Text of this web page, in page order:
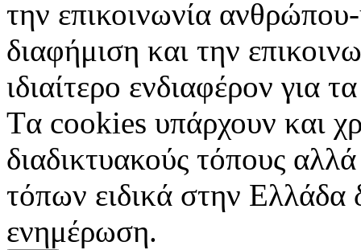
την επικοινωνία
διαφήμιση και την
ιδιαίτερο ενδιαφέρον για
Tα cookies υπάρχουν και
διαδικτυακούς τόπους
τόπων ειδικά στην Ελλάδα
ενημέρωση.